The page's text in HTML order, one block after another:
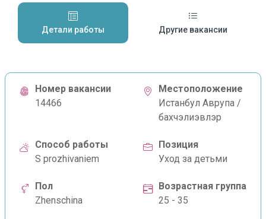
Детали работы Другие вакансии
Номер вакансии
14466
Местоположение
Истанбул Аврупа /
бахчэлиэвлэр
Способ работы
S prozhivaniem
Позиция
Уход за детьми
Пол
Zhenschina
Возрастная группа
25 - 35